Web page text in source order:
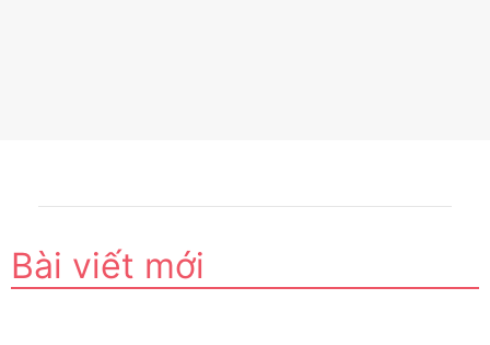
Bài viết mới